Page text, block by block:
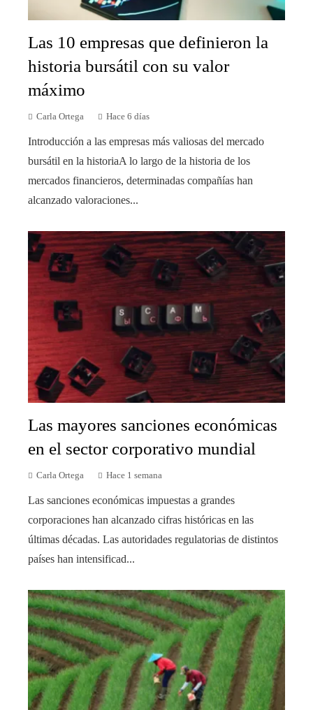
Las 10 empresas que definieron la
historia bursátil con su valor
máximo
Carla Ortega Hace 6 días
Introducción a las empresas más valiosas del mercado
bursátil en la historiaA lo largo de la historia de los
mercados financieros, determinadas compañías han
alcanzado valoraciones...
Las mayores sanciones económicas
en el sector corporativo mundial
Carla Ortega Hace 1 semana
Las sanciones económicas impuestas a grandes
corporaciones han alcanzado cifras históricas en las
últimas décadas. Las autoridades regulatorias de distintos
países han intensificad...